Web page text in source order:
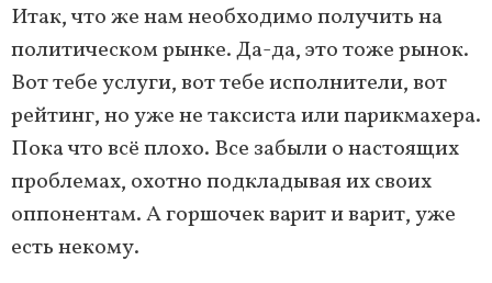
Итак, что же нам необходимо получить на
политическом рынке. Да-да, это тоже рынок.
Вот тебе услуги, вот тебе исполнители, вот
рейтинг, но уже не таксиста или парикмахера.
Пока что всё плохо. Все забыли о настоящих
проблемах, охотно подкладывая их своих
оппонентам. А горшочек варит и варит, уже
есть некому.